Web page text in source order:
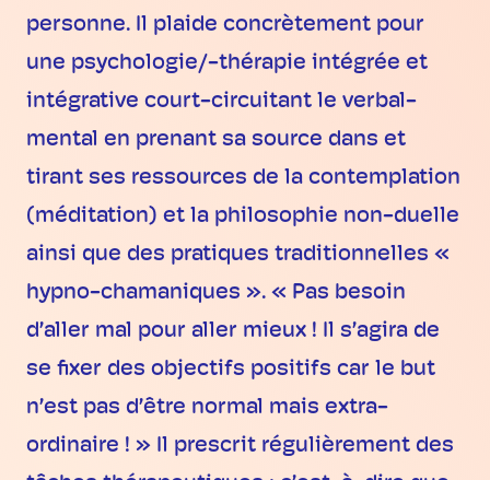
personne. Il plaide concrètement pour
une psychologie/-thérapie intégrée et
intégrative court-circuitant le verbal-
mental en prenant sa source dans et
tirant ses ressources de la contemplation
(méditation) et la philosophie non-duelle
ainsi que des pratiques traditionnelles «
hypno-chamaniques ». « Pas besoin
d’aller mal pour aller mieux ! Il s’agira de
se fixer des objectifs positifs car le but
n’est pas d’être normal mais extra-
ordinaire ! » Il prescrit régulièrement des